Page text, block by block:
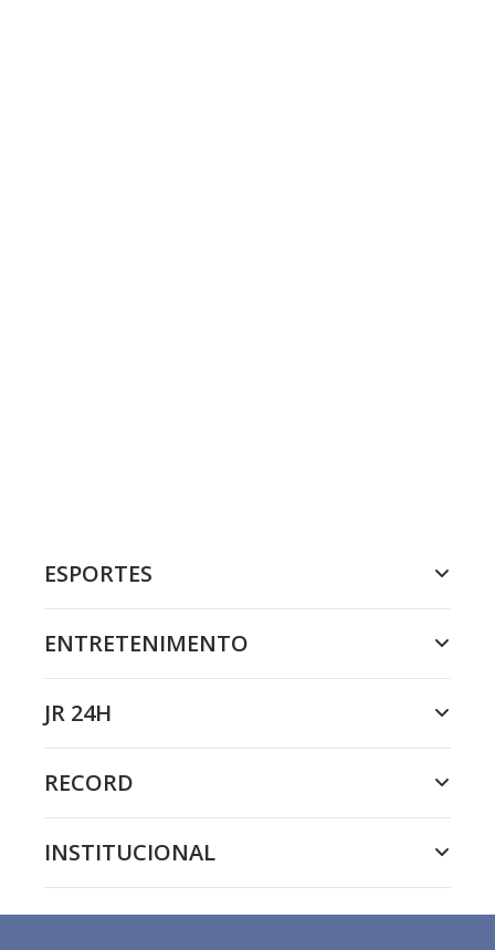
ESPORTES
ENTRETENIMENTO
JR 24H
RECORD
INSTITUCIONAL